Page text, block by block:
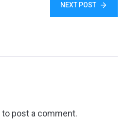
NEXT POST
to post a comment.